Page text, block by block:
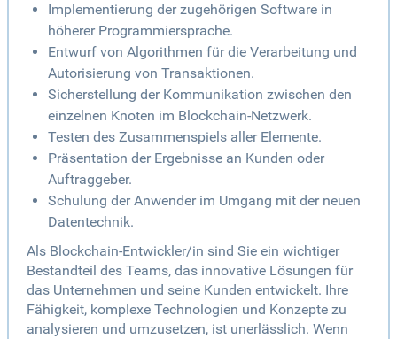
Implementierung der zugehörigen Software in
höherer Programmiersprache.
Entwurf von Algorithmen für die Verarbeitung und
Autorisierung von Transaktionen.
Sicherstellung der Kommunikation zwischen den
einzelnen Knoten im Blockchain-Netzwerk.
Testen des Zusammenspiels aller Elemente.
Präsentation der Ergebnisse an Kunden oder
Auftraggeber.
Schulung der Anwender im Umgang mit der neuen
Datentechnik.
Als Blockchain-Entwickler/in sind Sie ein wichtiger
Bestandteil des Teams, das innovative Lösungen für
das Unternehmen und seine Kunden entwickelt. Ihre
Fähigkeit, komplexe Technologien und Konzepte zu
analysieren und umzusetzen, ist unerlässlich. Wenn